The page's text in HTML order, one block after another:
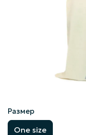
Размер
One size